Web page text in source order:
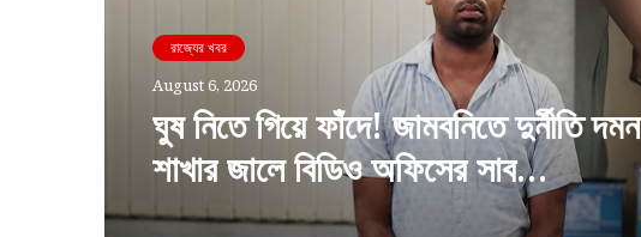
রাজ্যের খবর
August 6, 2026
ঘুষ নিতে গিয়ে ফাঁদে! জামবনিতে দুর্নীতি দমন
শাখার জালে বিডিও অফিসের সাব
অ্যাসিস্ট্যান্ট ইঞ্জিনিয়ার